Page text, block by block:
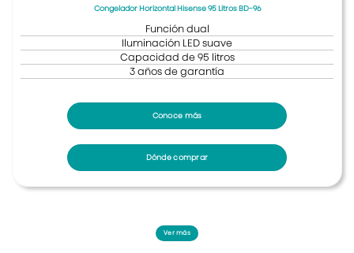
Congelador Horizontal Hisense 95 Litros BD-96
Función dual
Iluminación LED suave
Capacidad de 95 litros
3 años de garantía
Conoce más
Dónde comprar
Ver más